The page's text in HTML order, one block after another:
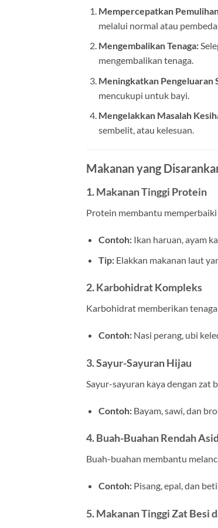
Mempercepatkan
melalui normal atau
Mengembalikan Tenaga:
mengembalikan tenaga.
Meningkatkan Pengeluaran
mencukupi untuk bayi.
Mengelakkan Masalah
sembelit, atau kelesuan.
Makanan yang
1. Makanan Tinggi Protein
Protein membantu
Contoh:Ikan haruan, ayam
Tip:Elakkan makanan laut
2. Karbohidrat Kompleks
Karbohidrat memberikan
Contoh:Nasi perang, ubi
3. Sayur-Sayuran Hijau
Sayur-sayuran kaya dengan zat
Contoh:Bayam, sawi, dan
4. Buah-Buahan Rendah Asid
Buah-buahan membantu
Contoh:Pisang, epal, dan
5. Makanan Tinggi Zat Besi